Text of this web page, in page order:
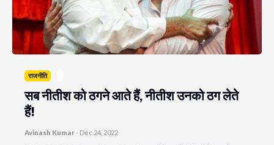
राजनीति
सब नीतीश को ठगने आते हैं, नीतीश उनको ठग लेते
हैं!
Avinash Kumar- Dec 24, 2022